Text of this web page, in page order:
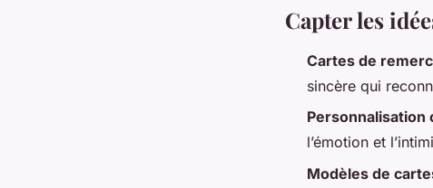
Capter les
Cartes de
sincère qui
Personnalisation
l’émotion et
Modèles de